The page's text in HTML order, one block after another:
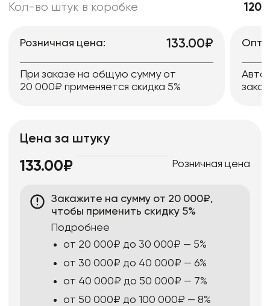
Кол-во штук в коробке 120
Розничная цена: 133.00₽
При заказе на общую сумму от
20 000₽ применяется скидка 5%
Цена за штуку
133.00₽ Розничная цена
Закажите на сумму от 20 000₽,
чтобы применить скидку 5%
Подробнее
от 20 000₽ до 30 000₽ — 5%
от 30 000₽ до 40 000₽ — 6%
от 40 000₽ до 50 000₽ — 7%
от 50 000₽ до 100 000₽ — 8%